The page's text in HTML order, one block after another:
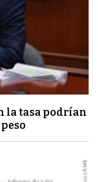
la tasa podrían